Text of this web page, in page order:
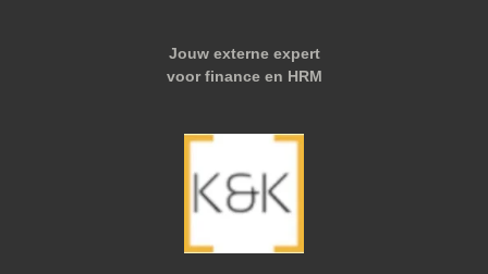
Jouw externe expert
voor finance en HRM